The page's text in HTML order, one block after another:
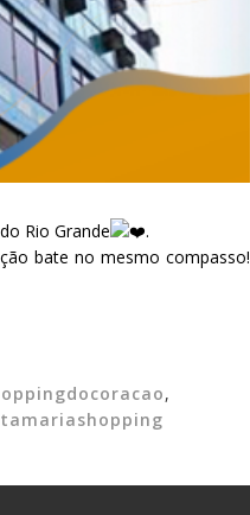
Rio Grande
.
bate no mesmo compasso!
,